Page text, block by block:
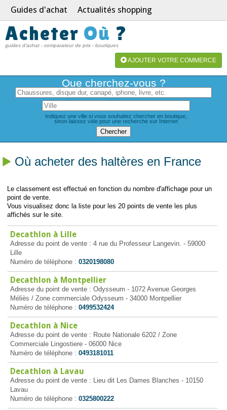
Guides d'achat Actualités shopping
Acheter Où ?
guides d'achat - comparateur de prix - boutiques
AJOUTER VOTRE COMMERCE
Que cherchez-vous ?
Indiquez une ville si vous souhaitez chercher en boutique,
sinon laissez vide pour une recherche sur Internet
Où acheter des haltères en France
Le classement est effectué en fonction du nombre d'affichage pour un
point de vente.
Vous visualisez donc la liste pour les 20 points de vente les plus
affichés sur le site.
Decathlon à Lille
Adresse du point de vente : 4 rue du Professeur Langevin. - 59000
Lille
Numéro de téléphone : 0320198080
Decathlon à Montpellier
Adresse du point de vente : Odysseum - 1072 Avenue Georges
Méliès / Zone commerciale Odysseum - 34000 Montpellier
Numéro de téléphone : 0499532424
Decathlon à Nice
Adresse du point de vente : Route Nationale 6202 / Zone
Commerciale Lingostiere - 06000 Nice
Numéro de téléphone : 0493181011
Decathlon à Lavau
Adresse du point de vente : Lieu dit Les Dames Blanches - 10150
Lavau
Numéro de téléphone : 0325800222